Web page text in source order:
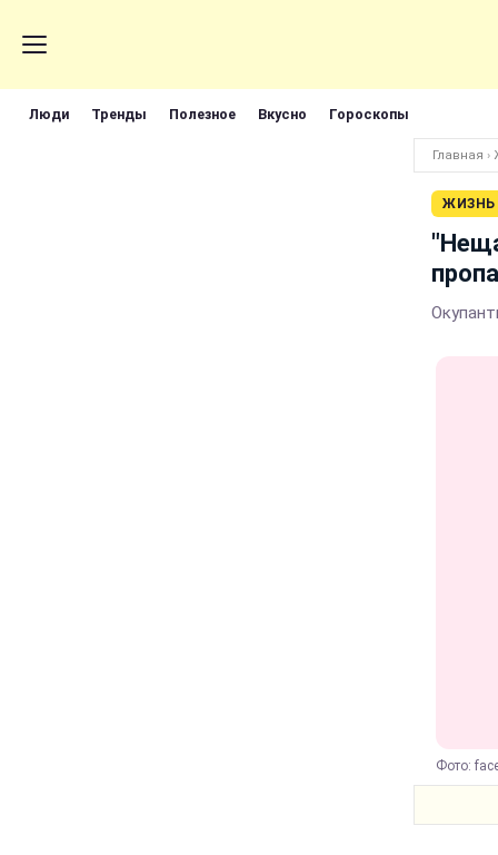
Люди Тренды Полезное Вкусно Гороскопы
Главная ›
ЖИЗНЬ
Фото: